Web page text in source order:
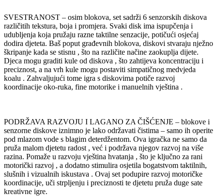
SVESTRANOST – osim blokova, set sadrži 6 senzorskih diskova
različitih tekstura, boja i promjera. Svaki disk ima ispupčenja i
udubljenja koja pružaju razne taktilne senzacije, potičući osjećaj
dodira djeteta. Baš poput građevnih blokova, diskovi stvaraju nježno
škripanje kada se stisnu , što na različite načine zaokuplja dijete.
Djeca mogu graditi kule od diskova , što zahtijeva koncentraciju i
preciznost, a na vrh kule mogu postaviti simpatičnog medvjeda
koalu . Zahvaljujući tome igra s diskovima potiče razvoj
koordinacije oko-ruka, fine motorike i manuelnih vještina .
PODRŽAVA RAZVOJU I LAGANO ZA ČIŠĆENJE – blokove i
senzorne diskove iznimno je lako održavati čistima – samo ih operite
pod mlazom vode s blagim deterdžentom. Ova igračka ne samo da
pruža malom djetetu radost , već i podržava njegov razvoj na više
razina. Pomaže u razvoju vještina hvatanja , što je ključno za rani
motorički razvoj , a dodatno stimulira osjetila bogatstvom taktilnih,
slušnih i vizualnih iskustava . Ovaj set podupire razvoj motoričke
koordinacije, uči strpljenju i preciznosti te djetetu pruža duge sate
kreativne igre.